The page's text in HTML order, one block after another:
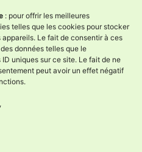
: pour offrir les meilleures
telles que les cookies pour stocker
Le fait de consentir à ces
données telles que le
uniques sur ce site. Le fait de ne
peut avoir un effet négatif
le